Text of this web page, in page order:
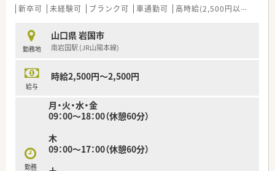
た医療活動を長年続けている安定企業です。
た社会貢献活動にも積極的に取り組んでいます。
■薬学生の実務実習施設としての認定も受けており、教育体制や
研修制度が非常に充実している点が魅力です。
【勤務実態について】
■南岩国駅からすぐの距離に店舗があるため、電車通勤はもちろ
■薬剤師3名と事務員2名が在籍しており、互いにサポートし合
う体制が整っているため安心して働けます。
定でワークライフバランスを保てます。
新卒可 未経験可 ブランク可 車通勤可 高時給(2,500円以上)
勤務地
山口県 岩国市
南岩国駅 (JR山陽本線)
給与
時給2,500円～2,500円
勤務
月・火・水・金
09：00～18：00（休憩60分）
木
09：00～17：00（休憩60分）